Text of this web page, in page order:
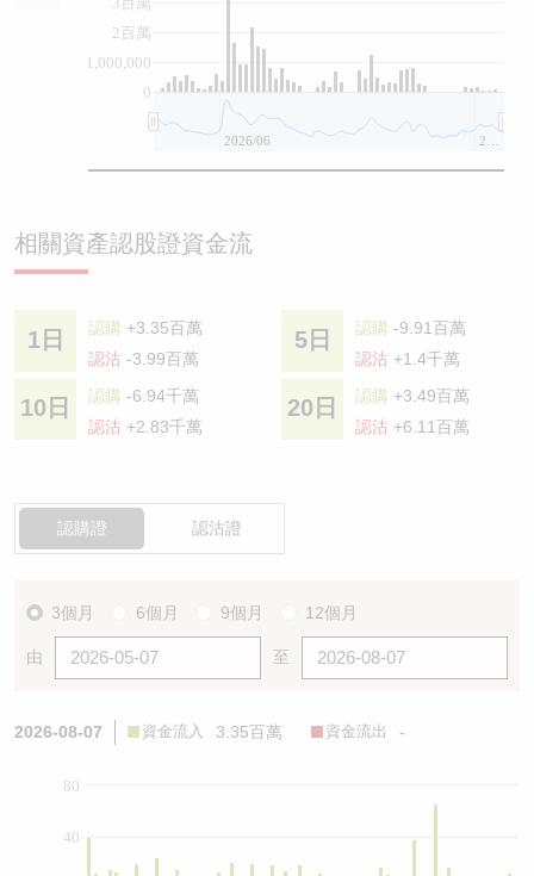
0
1,000,000
2百萬
2026/06
相關資產認股證資金流
1日 認購 +3.35百萬
認沽 -3.99百萬
5日 認購 -9.91百萬
認沽 +1.4千萬
10日 認購 -6.94千萬
認沽 +2.83千萬
20日 認購 +3.49百萬
認沽 +6.11百萬
認購證 認沽證
3個月 6個月 9個月 12個月
由 至
2026-08-07 資金流入 3.35百萬 資金流出 -
80
40